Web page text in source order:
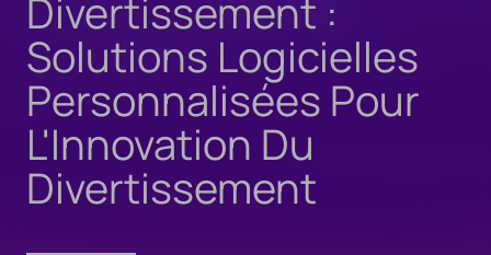
Divertissement :
Solutions Logicielles
Personnalisées Pour
L'Innovation Du
Divertissement